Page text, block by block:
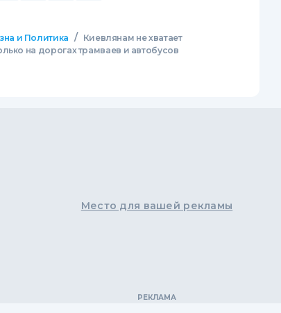
и Политика /
Киевлянам не хватает
на дорогах трамваев и автобусов
Место для вашей рекламы